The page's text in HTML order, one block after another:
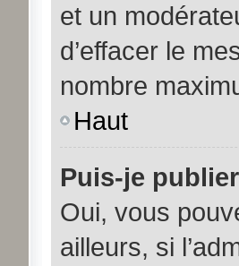
et un
d’effacer le
nombre
Haut
Puis-je
Oui, vous
ailleurs, si